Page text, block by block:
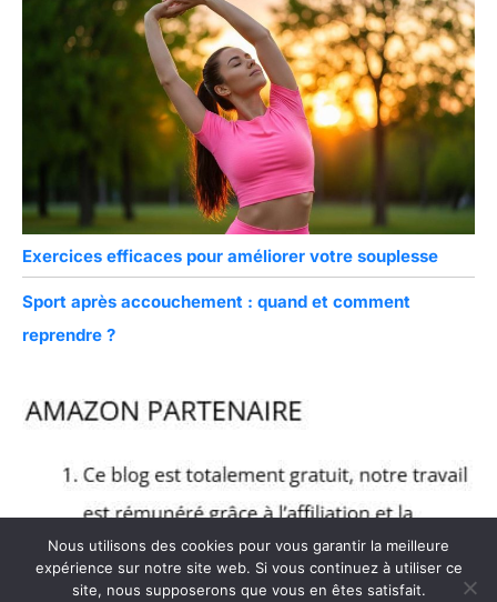
Exercices efficaces pour améliorer votre souplesse
Sport après accouchement : quand et comment
reprendre ?
Nous utilisons des cookies pour vous garantir la meilleure
expérience sur notre site web. Si vous continuez à utiliser ce
site, nous supposerons que vous en êtes satisfait.